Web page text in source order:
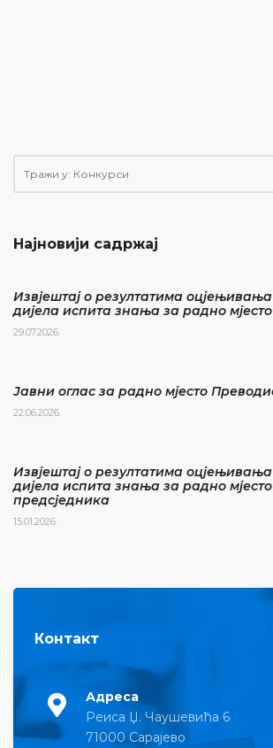
Најновији садржај
Извјештај о резултатима
дијела испита знања за радно
29.07.2026.
Јавни оглас за радно мјесто
22.06.2026.
Извјештај о резултатима
дијела испита знања за радно
предсједника
15.01.2026.
Контакт
Адреса
Реиса Џ. Чаушевића 6
71000 Сарајево